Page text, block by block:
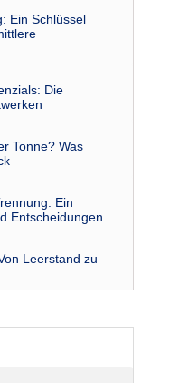
Ein Schlüssel
Die
Tonne? Was
Ein
Entscheidungen
Leerstand zu